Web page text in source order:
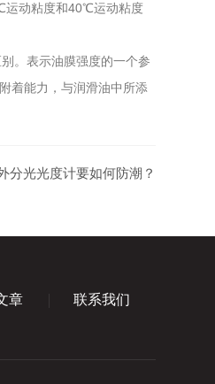
运动粘度和40℃运动粘度
。表示油膜强度的一个参
着能力，与润滑油中所添
分光光度计要如何防潮？
章 联系我们